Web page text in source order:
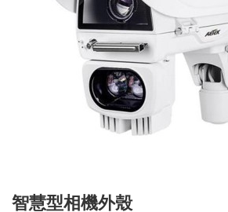
智慧型相機外殼